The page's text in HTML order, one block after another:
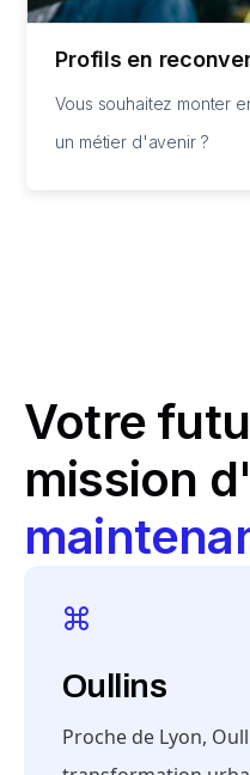
Profils en
Vous souhaitez monter
un métier d'avenir ?
Votre
mission
Oullins
Proche de Lyon,